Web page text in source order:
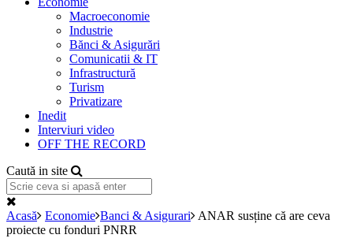
Macroeconomie
Industrie
Bănci & Asigurări
Comunicatii & IT
Infrastructură
Turism
Privatizare
Inedit
Interviuri video
OFF THE RECORD
Caută in site
Acasă Economie Banci & Asigurari
ANAR susține că are ceva
proiecte cu fonduri PNRR